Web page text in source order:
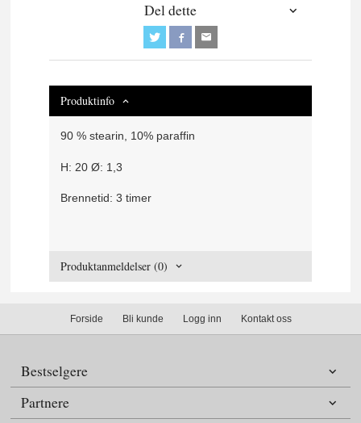
Del dette
Produktinfo
90 % stearin, 10% paraffin
H: 20 Ø: 1,3
Brennetid: 3 timer
Produktanmeldelser (0)
Forside Bli kunde Logg inn Kontakt oss
Bestselgere
Partnere